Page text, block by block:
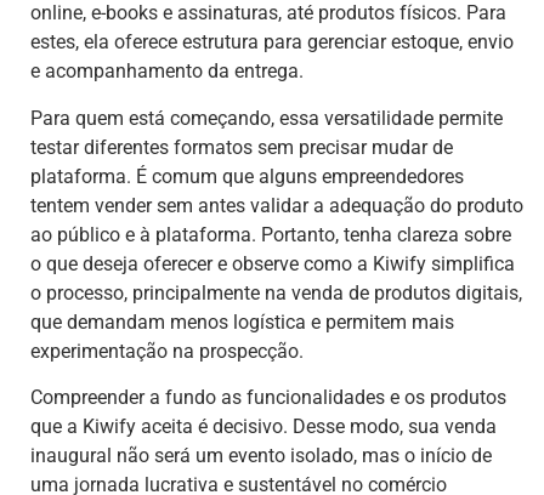
online, e-books e assinaturas, até produtos físicos. Para
estes, ela oferece estrutura para gerenciar estoque, envio
e acompanhamento da entrega.
Para quem está começando, essa versatilidade permite
testar diferentes formatos sem precisar mudar de
plataforma. É comum que alguns empreendedores
tentem vender sem antes validar a adequação do produto
ao público e à plataforma. Portanto, tenha clareza sobre
o que deseja oferecer e observe como a Kiwify simplifica
o processo, principalmente na venda de produtos digitais,
que demandam menos logística e permitem mais
experimentação na prospecção.
Compreender a fundo as funcionalidades e os produtos
que a Kiwify aceita é decisivo. Desse modo, sua venda
inaugural não será um evento isolado, mas o início de
uma jornada lucrativa e sustentável no comércio